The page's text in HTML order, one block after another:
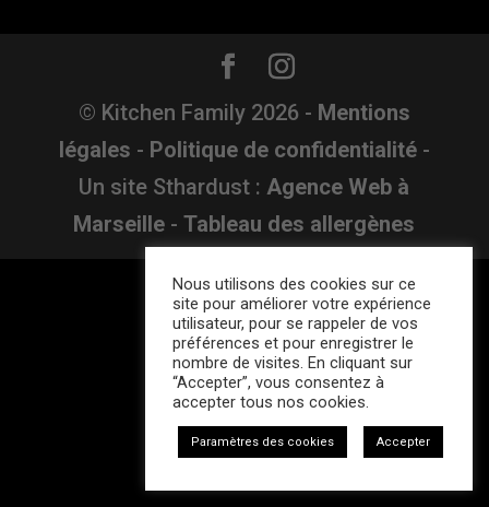
© Kitchen Family 2026- Mentions
légales - Politique de confidentialité-
Un site Sthardust :Agence Web à
Marseille -Tableau des allergènes
Nous utilisons des cookies sur ce
site pour améliorer votre expérience
utilisateur, pour se rappeler de vos
préférences et pour enregistrer le
nombre de visites. En cliquant sur
“Accepter”, vous consentez à
accepter tous nos cookies.
Paramètres des cookies Accepter